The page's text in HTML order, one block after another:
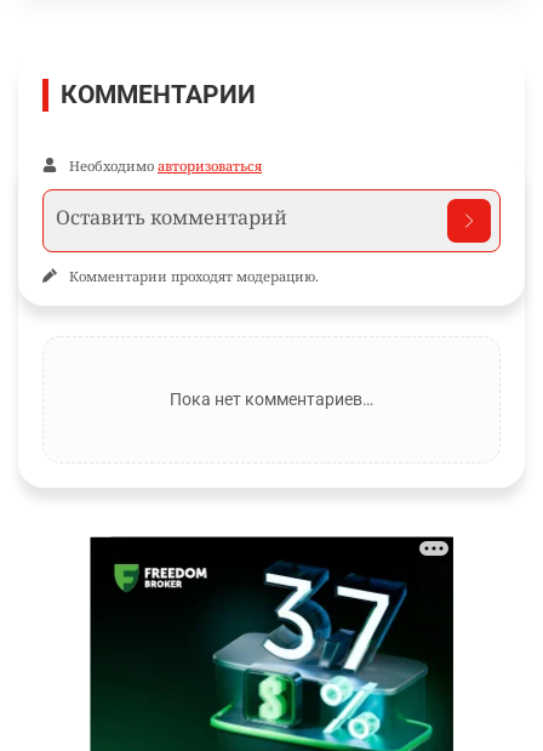
КОММЕНТАРИИ
Необходимо авторизоваться
Комментарии проходят модерацию.
Пока нет комментариев…